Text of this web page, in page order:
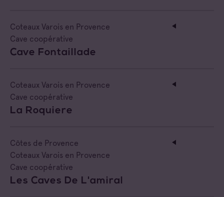
Coteaux Varois en Provence
Cave coopérative
Cave Fontaillade
Coteaux Varois en Provence
Cave coopérative
La Roquiere
Côtes de Provence
Coteaux Varois en Provence
Cave coopérative
Les Caves De L'amiral